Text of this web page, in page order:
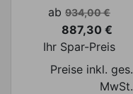
Verkaufspreis
ab 934,00 €
Preis
887,30 €
Ihr Spar-Preis
Preise inkl. ges.
MwSt.